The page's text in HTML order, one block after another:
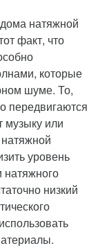
натяжной
факт, что
которые
шуме. То,
передвигаются
музыку или
уровень
натяжного
низкий